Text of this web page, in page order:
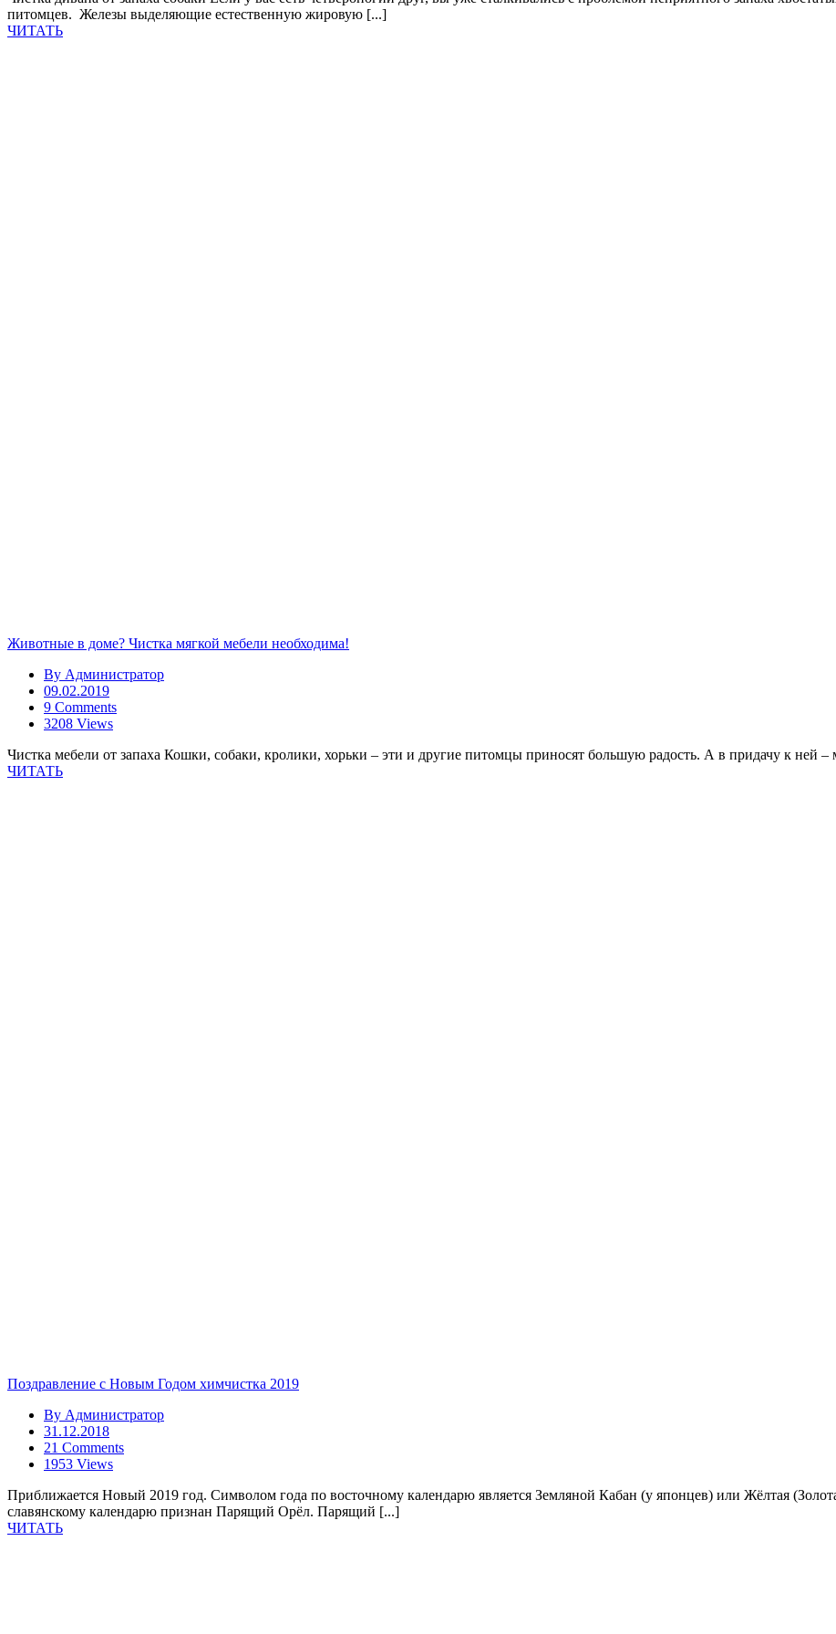
питомцев. Железы выделяющие естественную жировую [...]
ЧИТАТЬ
Животные в доме? Чистка мягкой мебели необходима!
By Администратор
09.02.2019
9 Comments
3208 Views
Чистка мебели от запаха Кошки, собаки, кролики, хорьки – эти и другие питомцы приносят большую радость. А в придачу к ней
ЧИТАТЬ
Поздравление с Новым Годом химчистка 2019
By Администратор
31.12.2018
21 Comments
1953 Views
Приближается Новый 2019 год. Символом года по восточному календарю является Земляной Кабан (у японцев) или Жёлтая
славянскому календарю признан Парящий Орёл. Парящий [...]
ЧИТАТЬ